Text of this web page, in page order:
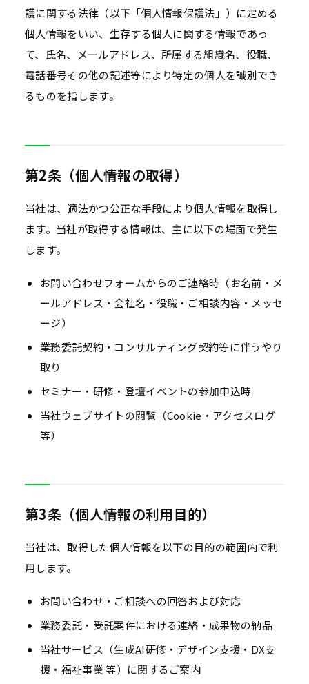
護に関する法律（以下「個人情報保護法」）に定める
個人情報をいい、生存する個人に関する情報であっ
て、氏名、メールアドレス、所属する組織名、役職、
電話番号その他の記述等により特定の個人を識別でき
るものを指します。
第2条（個人情報の取得）
当社は、適法かつ公正な手段により個人情報を取得し
ます。当社が取得する情報は、主に以下の場面で発生
します。
お問い合わせフォームからのご連絡時（お名前・メ
ールアドレス・会社名・役職・ご相談内容・メッセ
ージ）
業務委託契約・コンサルティング契約等に伴うやり
取り
セミナー・研修・登壇イベントの参加申込時
当社ウェブサイトの閲覧（Cookie・アクセスログ
等）
第3条（個人情報の利用目的）
当社は、取得した個人情報を以下の目的の範囲内で利
用します。
お問い合わせ・ご相談への回答および対応
業務委託・受託案件における連絡・成果物の納品
当社サービス（生成AI研修・デザイン支援・DX支
援・福祉事業 等）に関するご案内